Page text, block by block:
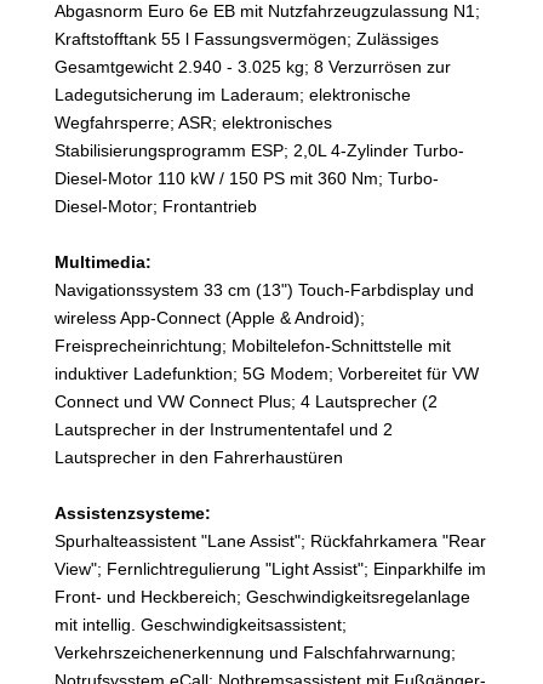
Abgasnorm Euro 6e EB mit Nutzfahrzeugzulassung N1;
Kraftstofftank 55 l Fassungsvermögen; Zulässiges
Gesamtgewicht 2.940 - 3.025 kg; 8 Verzurrösen zur
Ladegutsicherung im Laderaum; elektronische
Wegfahrsperre; ASR; elektronisches
Stabilisierungsprogramm ESP; 2,0L 4-Zylinder Turbo-
Diesel-Motor 110 kW / 150 PS mit 360 Nm; Turbo-
Diesel-Motor; Frontantrieb
Multimedia:
Navigationssystem 33 cm (13") Touch-Farbdisplay und
wireless App-Connect (Apple & Android);
Freisprecheinrichtung; Mobiltelefon-Schnittstelle mit
induktiver Ladefunktion; 5G Modem; Vorbereitet für VW
Connect und VW Connect Plus; 4 Lautsprecher (2
Lautsprecher in der Instrumententafel und 2
Lautsprecher in den Fahrerhaustüren
Assistenzsysteme:
Spurhalteassistent "Lane Assist"; Rückfahrkamera "Rear
View"; Fernlichtregulierung "Light Assist"; Einparkhilfe im
Front- und Heckbereich; Geschwindigkeitsregelanlage
mit intellig. Geschwindigkeitsassistent;
Verkehrszeichenerkennung und Falschfahrwarnung;